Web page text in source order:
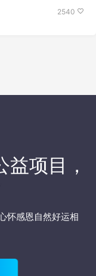
2540
益项目，
怀感恩自然好运相